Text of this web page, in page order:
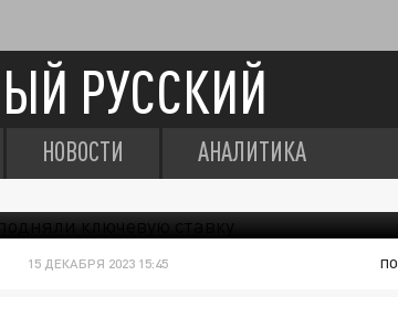
РУССКИЙ
НОВОСТИ АНАЛИТИКА
15 ДЕКАБРЯ 2023 15:45